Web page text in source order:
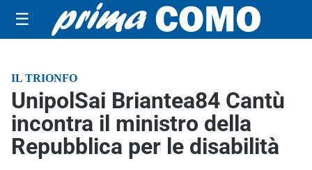
☰
IL TRIONFO
UnipolSai Briantea84 Cantù
incontra il ministro della
Repubblica per le disabilità